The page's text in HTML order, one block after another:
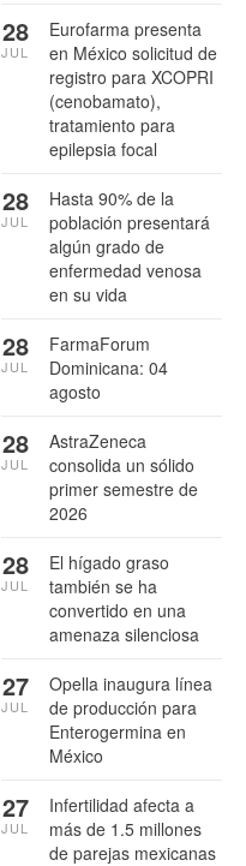
Eurofarma presenta
en México solicitud de
registro para XCOPRI
(cenobamato),
tratamiento para
epilepsia focal
28
JUL
Hasta 90% de la
población presentará
algún grado de
enfermedad venosa
en su vida
28
JUL
FarmaForum
Dominicana: 04
agosto
28
JUL
AstraZeneca
consolida un sólido
primer semestre de
2026
28
JUL
El hígado graso
también se ha
convertido en una
amenaza silenciosa
28
JUL
Opella inaugura línea
de producción para
Enterogermina en
México
27
JUL
Infertilidad afecta a
más de 1.5 millones
de parejas mexicanas
27
JUL